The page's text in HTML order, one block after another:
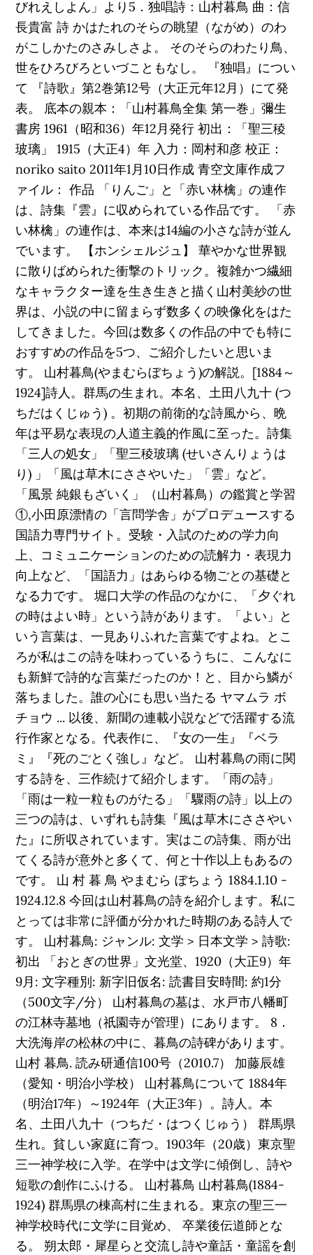
びれえしよん」より5．独唱詩：山村暮鳥 曲：信
長貴富 詩 かはたれのそらの眺望（ながめ）のわ
がこしかたのさみしさよ。 そのそらのわたり鳥、
世をひろびろといづこともなし。 『独唱』につい
て 『詩歌』第2巻第12号（大正元年12月）にて発
表。 底本の親本：「山村暮鳥全集 第一巻」彌生
書房 1961（昭和36）年12月発行 初出：「聖三稜
玻璃」 1915（大正4）年 入力：岡村和彦 校正：
noriko saito 2011年1月10日作成 青空文庫作成フ
ァイル： 作品 「りんご」と「赤い林檎」の連作
は、詩集『雲』に収められている作品です。 「赤
い林檎」の連作は、本来は14編の小さな詩が並ん
でいます。 【ホンシェルジュ】 華やかな世界観
に散りばめられた衝撃のトリック。複雑かつ繊細
なキャラクター達を生き生きと描く山村美紗の世
界は、小説の中に留まらず数多くの映像化をはた
してきました。今回は数多くの作品の中でも特に
おすすめの作品を5つ、ご紹介したいと思いま
す。 山村暮鳥(やまむらぼちょう)の解説。[1884～
1924]詩人。群馬の生まれ。本名、土田八九十 (つ
ちだはくじゅう) 。初期の前衛的な詩風から、晩
年は平易な表現の人道主義的作風に至った。詩集
「三人の処女」「聖三稜玻璃 (せいさんりょうは
り) 」「風は草木にささやいた」「雲」など。
「風景 純銀もざいく」（山村暮鳥）の鑑賞と学習
①,小田原漂情の「言問学舎」がプロデュースする
国語力専門サイト。受験・入試のための学力向
上、コミュニケーションのための読解力・表現力
向上など、「国語力」はあらゆる物ごとの基礎と
なる力です。 堀口大学の作品のなかに、「夕ぐれ
の時はよい時」という詩があります。「よい」と
いう言葉は、一見ありふれた言葉ですよね。とこ
ろが私はこの詩を味わっているうちに、こんなに
も新鮮で詩的な言葉だったのか！と、目から鱗が
落ちました。誰の心にも思い当たる ヤマムラ ボ
チョウ ... 以後、新聞の連載小説などで活躍する流
行作家となる。代表作に、『女の一生』『ベラ
ミ』『死のごとく強し』など。 山村暮鳥の雨に関
する詩を、三作続けて紹介します。「雨の詩」
「雨は一粒一粒ものがたる」「驟雨の詩」以上の
三つの詩は、いずれも詩集『風は草木にささやい
た』に所収されています。実はこの詩集、雨が出
てくる詩が意外と多くて、何と十作以上もあるの
です。 山 村 暮 鳥 やまむら ぼちょう 1884.1.10 -
1924.12.8 今回は山村暮鳥の詩を紹介します。私に
とっては非常に評価が分かれた時期のある詩人で
す。 山村暮鳥: ジャンル: 文学 > 日本文学 > 詩歌:
初出 「おとぎの世界」文光堂、1920（大正9）年
9月: 文字種別: 新字旧仮名: 読書目安時間: 約1分
（500文字/分） 山村暮鳥の墓は、水戸市八幡町
の江林寺墓地（祇園寺が管理）にあります。 8．
大洗海岸の松林の中に、暮鳥の詩碑があります。
山村 暮鳥. 読み研通信100号（2010.7） 加藤辰雄
（愛知・明治小学校） 山村暮鳥について 1884年
（明治17年）～1924年（大正3年）。詩人。本
名、土田八九十（つちだ・はつくじゅう） 群馬県
生れ。貧しい家庭に育つ。1903年（20歳）東京聖
三一神学校に入学。在学中は文学に傾倒し、詩や
短歌の創作にふける。 山村暮鳥 山村暮鳥(1884-
1924) 群馬県の棟高村に生まれる。東京の聖三一
神学校時代に文学に目覚め、 卒業後伝道師とな
る。 朔太郎・犀星らと交流し詩や童話・童謡を創